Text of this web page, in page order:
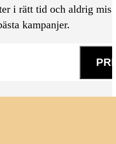
i rätt tid och aldrig
kampanjer.